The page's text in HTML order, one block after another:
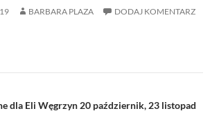
BARBARA PLAZA DODAJ KOMENTARZ
dla Eli Węgrzyn 20 październik, 23 listopad